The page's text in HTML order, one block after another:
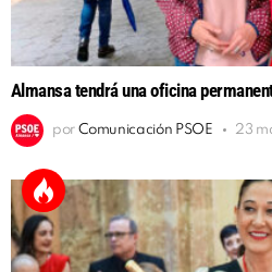
Almansa tendrá una oficina
por Comunicación PSOE 23